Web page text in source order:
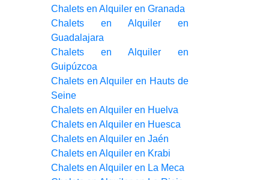
Chalets en Alquiler en Granada
Chalets en Alquiler en
Guadalajara
Chalets en Alquiler en
Guipúzcoa
Chalets en Alquiler en Hauts de
Seine
Chalets en Alquiler en Huelva
Chalets en Alquiler en Huesca
Chalets en Alquiler en Jaén
Chalets en Alquiler en Krabi
Chalets en Alquiler en La Meca